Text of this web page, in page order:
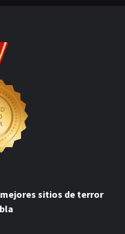
mejores sitios de terror